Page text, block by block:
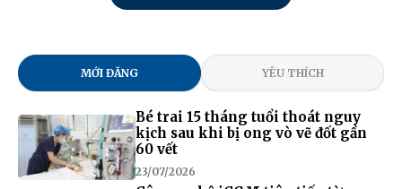
MỚI ĐĂNG YÊU THÍCH
Bé trai 15 tháng tuổi thoát nguy
kịch sau khi bị ong vò vẽ đốt gần
60 vết
23/07/2026